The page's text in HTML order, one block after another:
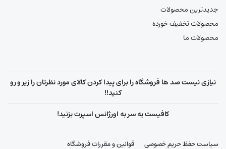
جدیدترین محصولات
محصولات تخفیف خورده
محصولات ما
نیازی نیست صد ها فروشگاه را برای پیدا کردن کالای مورد نظرتان را زیر و رو
کنید!!
کافیست یه سر به اورژانس اسپرت بزنید!
سیاست حفظ حریم خصوصی قوانین و مقررات فروشگاه